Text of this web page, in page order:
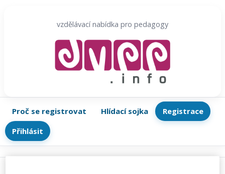
vzdělávací nabídka pro pedagogy
Proč se registrovat Hlídací sojka
Registrace
Přihlásit